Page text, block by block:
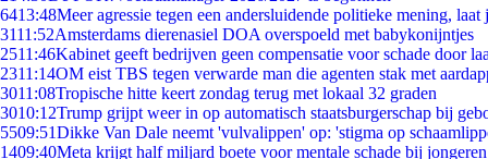
6413:48Meer agressie tegen een andersluidende politieke mening,
3111:52Amsterdams dierenasiel DOA overspoeld met babykonijntjes
2511:46Kabinet geeft bedrijven geen compensatie voor schade door
2311:14OM eist TBS tegen verwarde man die agenten stak met
3011:08Tropische hitte keert zondag terug met lokaal 32 graden
3010:12Trump grijpt weer in op automatisch staatsburgerschap bij
5509:51Dikke Van Dale neemt 'vulvalippen' op: 'stigma op
1409:40Meta krijgt half miljard boete voor mentale schade bij jongeren